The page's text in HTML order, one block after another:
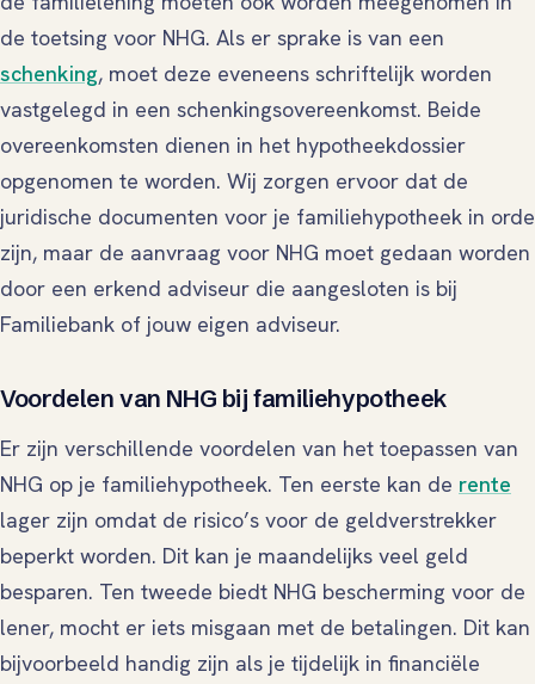
de toetsing voor NHG. Als er sprake is van een
schenking, moet deze eveneens schriftelijk worden
vastgelegd in een schenkingsovereenkomst. Beide
overeenkomsten dienen in het hypotheekdossier
opgenomen te worden. Wij zorgen ervoor dat de
juridische documenten voor je familiehypotheek in orde
zijn, maar de aanvraag voor NHG moet gedaan worden
door een erkend adviseur die aangesloten is bij
Familiebank of jouw eigen adviseur.
Voordelen van NHG bij familiehypotheek
Er zijn verschillende voordelen van het toepassen van
NHG op je familiehypotheek. Ten eerste kan de rente
lager zijn omdat de risico’s voor de geldverstrekker
beperkt worden. Dit kan je maandelijks veel geld
besparen. Ten tweede biedt NHG bescherming voor de
lener, mocht er iets misgaan met de betalingen. Dit kan
bijvoorbeeld handig zijn als je tijdelijk in financiële